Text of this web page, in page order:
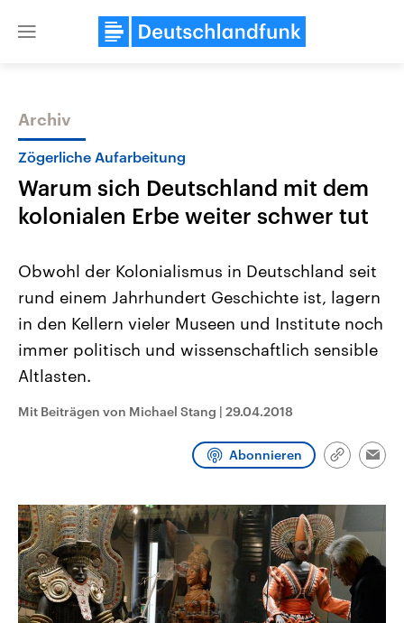
Close
Themen
Landtagswahl Sachsen-Anhalt
2026
Alle Informationen
Sachsen-Anhalt wählt am 6.
September 2026 einen neuen
Landtag. Seit 2021 wird das
CDU, SPD und FDP regiert.-
Wahlprogramme, aktuelle Berichte
und Hintergründe zu den Parteien
und Kandidaten der anstehenden
USA
Aktuelle Beiträge,
Hintergründe
Wirtschaftlich und
aktuelle Weltgeschehen.
Programm Podcasts
Audio-Archiv
Archiv
Zögerliche Aufarbeitung
Warum sich Deutschland mit dem
kolonialen Erbe weiter schwer tut
Obwohl der Kolonialismus in Deutschland seit
rund einem Jahrhundert Geschichte ist, lagern
in den Kellern vieler Museen und Institute noch
immer politisch und wissenschaftlich sensible
Altlasten.
Mit Beiträgen von Michael Stang | 29.04.2018
Abonnieren
Link